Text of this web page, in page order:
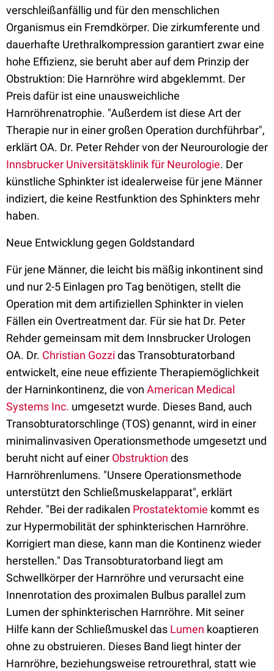
verschleißanfällig und für den menschlichen
Organismus ein Fremdkörper. Die zirkumferente und
dauerhafte Urethralkompression garantiert zwar eine
hohe Effizienz, sie beruht aber auf dem Prinzip der
Obstruktion: Die Harnröhre wird abgeklemmt. Der
Preis dafür ist eine unausweichliche
Harnröhrenatrophie. "Außerdem ist diese Art der
Therapie nur in einer großen Operation durchführbar",
erklärt OA. Dr. Peter Rehder von der Neurourologie der
Innsbrucker Universitätsklinik für Neurologie. Der
künstliche Sphinkter ist idealerweise für jene Männer
indiziert, die keine Restfunktion des Sphinkters mehr
haben.
Neue Entwicklung gegen Goldstandard
Für jene Männer, die leicht bis mäßig inkontinent sind
und nur 2-5 Einlagen pro Tag benötigen, stellt die
Operation mit dem artifiziellen Sphinkter in vielen
Fällen ein Overtreatment dar. Für sie hat Dr. Peter
Rehder gemeinsam mit dem Innsbrucker Urologen
OA. Dr. Christian Gozzi das Transobturatorband
entwickelt, eine neue effiziente Therapiemöglichkeit
der Harninkontinenz, die von American Medical
Systems Inc. umgesetzt wurde. Dieses Band, auch
Transobturatorschlinge (TOS) genannt, wird in einer
minimalinvasiven Operationsmethode umgesetzt und
beruht nicht auf einer Obstruktion des
Harnröhrenlumens. "Unsere Operationsmethode
unterstützt den Schließmuskelapparat", erklärt
Rehder. "Bei der radikalen Prostatektomie kommt es
zur Hypermobilität der sphinkterischen Harnröhre.
Korrigiert man diese, kann man die Kontinenz wieder
herstellen." Das Transobturatorband liegt am
Schwellkörper der Harnröhre und verursacht eine
Innenrotation des proximalen Bulbus parallel zum
Lumen der sphinkterischen Harnröhre. Mit seiner
Hilfe kann der Schließmuskel das Lumen koaptieren
ohne zu obstruieren. Dieses Band liegt hinter der
Harnröhre, beziehungsweise retrourethral, statt wie